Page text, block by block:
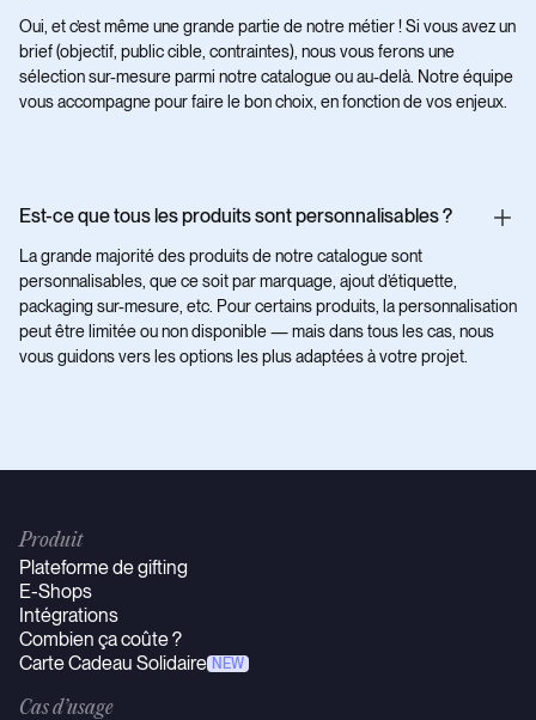
Oui, et c’est même une grande partie de notre métier ! Si vous avez un
brief (objectif, public cible, contraintes), nous vous ferons une
sélection sur-mesure parmi notre catalogue ou au-delà. Notre équipe
vous accompagne pour faire le bon choix, en fonction de vos enjeux.
Est-ce que tous les produits sont personnalisables ?
La grande majorité des produits de notre catalogue sont
personnalisables, que ce soit par marquage, ajout d’étiquette,
packaging sur-mesure, etc. Pour certains produits, la personnalisation
peut être limitée ou non disponible — mais dans tous les cas, nous
vous guidons vers les options les plus adaptées à votre projet.
Produit
Plateforme de gifting
E-Shops
Intégrations
Combien ça coûte ?
Carte Cadeau Solidaire NEW
Cas d’usage